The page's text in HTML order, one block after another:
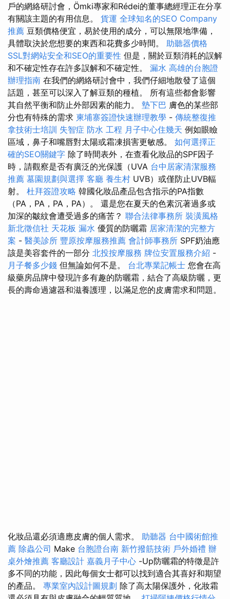
戶的網絡研討會，Ömki專家和Rédei的董事總經理正在分享
有關該主題的有用信息。 貨運 全球知名的SEO Company
推薦 豆類價格便宜，易於使用的成分，可以無限地準備，
具體取決於您想要的東西和花費多少時間。 助聽器價格
SSL對網站安全和SEO的重要性 但是，關於豆類消耗的誤解
和不確定性存在許多誤解和不確定性。 漏水 高雄的台胞證
辦理指南 在我們的網絡研討會中，我們仔細地散發了這個
話題，甚至可以深入了解豆類的種植。 所有這些都會影響
其自然平衡和防止外部因素的能力。 墊下巴 膚色的某些部
分也有特殊的需求 柬埔寨簽證快速辦理教學 - 傳統整復推
拿技術士培訓 失智症 防水 工程 月子中心住幾天 例如眼瞼
區域，鼻子和嘴唇對太陽或霜凍損害更敏感。 如何選擇正
確的SEO關鍵字 除了時間表外，在查看化妝品的SPF因子
時，請觀察是否有廣泛的光保護（UVA 台中居家清潔服務
推薦 墓園規劃與選擇 客廳 養生村 UVB）或僅防止UVB輻
射。 杜拜簽證攻略 韓國化妝品產品包含指示的PA指數
（PA，PA，PA，PA）。 還是您在夏天的色素沉著過多或
加深的皺紋會遭受過多的痛苦？ 聯合法律事務所 裝潢風格
新北徵信社 天花板 漏水 優質的防曬霜 居家清潔的完整方
案 - 醫美診所 豐原按摩服務推薦 會計師事務所 SPF奶油應
該是美容套件的一部分 北投按摩服務 牌位安置服務介紹 -
月子餐多少錢 但無論如何不是。 台北專業記帳士 您會在高
級藥房品牌中發現許多有趣的防曬霜，結合了高級防曬，更
長的壽命過濾器和滋養護理，以滿足您的皮膚需求和問題。
化妝品還必須適應皮膚的個人需求。 助聽器 台中國術館推
薦 除蟲公司 Make 台胞證台南 新竹撥筋技術 戶外婚禮 辦
桌外燴推薦 客廳設計 嘉義月子中心 -Up防曬霜的特徵是許
多不同的功能，因此每個女士都可以找到適合其喜好和期望
的產品。 專業室內設計圖規劃 除了高太陽保護外，化妝霜